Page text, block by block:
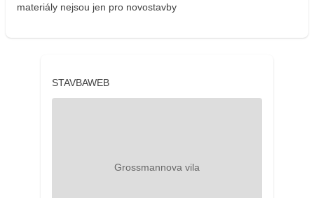
materiály nejsou jen pro novostavby
STAVBAWEB